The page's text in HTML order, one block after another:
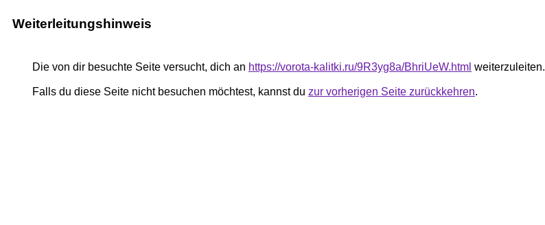
Weiterleitungshinweis
Die von dir besuchte Seite versucht, dich an https://vorota-kalitki.ru/9R3yg8a/BhriUeW.html weiterzuleiten.
Falls du diese Seite nicht besuchen möchtest, kannst du zur vorherigen Seite zurückkehren.